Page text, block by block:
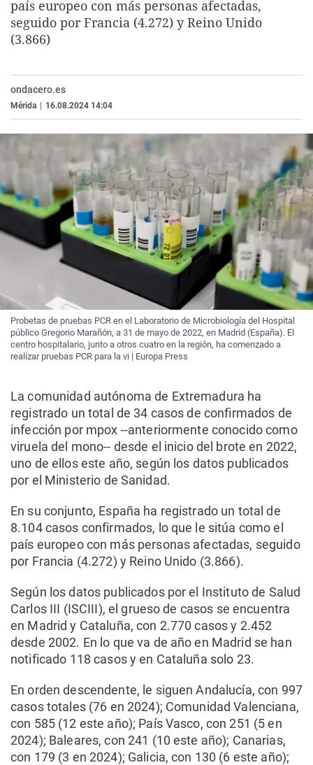
La rosa de los vientos
Caso
Extremadura
Virales
país europeo con más personas afectadas,
seguido por Francia (4.272) y Reino Unido
(3.866)
ondacero.es
Mérida 16.08.2024 14:04
Probetas de pruebas PCR en el Laboratorio de Microbiología del Hospital
público Gregorio Marañón, a 31 de mayo de 2022, en Madrid (España). El
centro hospitalario, junto a otros cuatro en la región, ha comenzado a
realizar pruebas PCR para la vi | Europa Press
La comunidad autónoma de Extremadura ha
registrado un total de 34 casos de confirmados de
infección por mpox --anteriormente conocido como
viruela del mono-- desde el inicio del brote en 2022,
uno de ellos este año, según los datos publicados
por el Ministerio de Sanidad.
En su conjunto, España ha registrado un total de
8.104 casos confirmados, lo que le sitúa como el
país europeo con más personas afectadas, seguido
por Francia (4.272) y Reino Unido (3.866).
Según los datos publicados por el Instituto de Salud
Carlos III (ISCIII), el grueso de casos se encuentra
en Madrid y Cataluña, con 2.770 casos y 2.452
desde 2002. En lo que va de año en Madrid se han
notificado 118 casos y en Cataluña solo 23.
En orden descendente, le siguen Andalucía, con 997
casos totales (76 en 2024); Comunidad Valenciana,
con 585 (12 este año); País Vasco, con 251 (5 en
2024); Baleares, con 241 (10 este año); Canarias,
con 179 (3 en 2024); Galicia, con 130 (6 este año);